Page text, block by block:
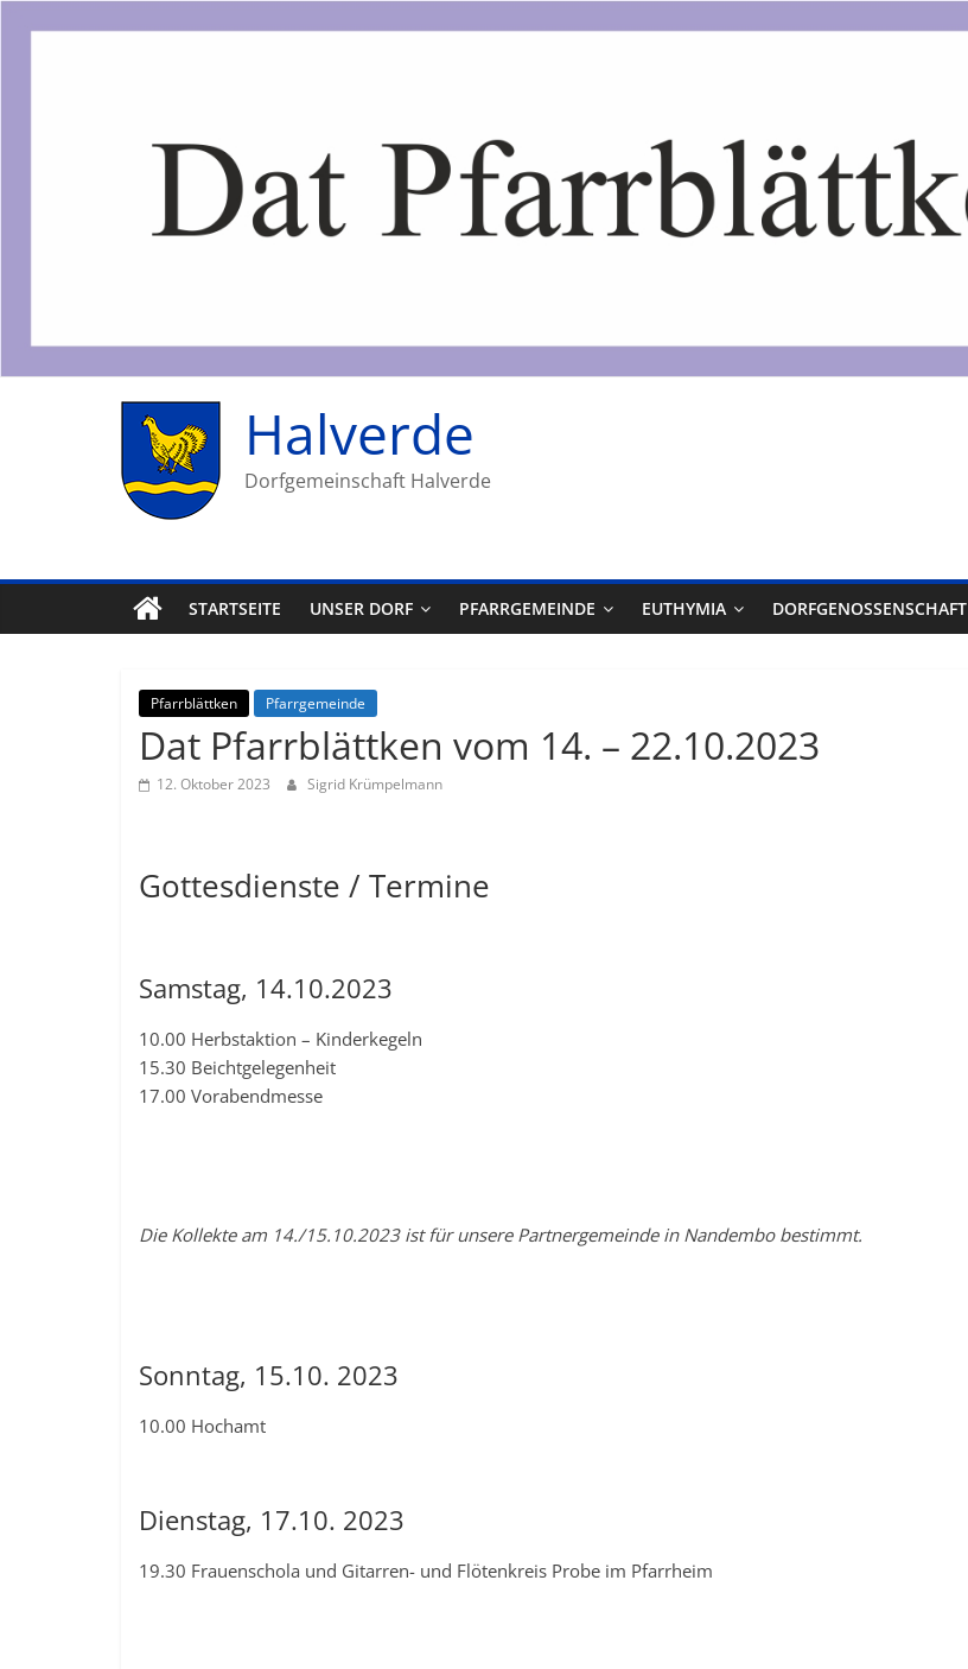
Halverde
Dorfgemeinschaft Halverde
STARTSEITE UNSER DORF PFARRGEMEINDE EUTHYMIA DORFGENOSSENSCHAFT
Pfarrblättken Pfarrgemeinde
Dat Pfarrblättken vom 14. – 22.10.2023
12. Oktober 2023 Sigrid Krümpelmann
Gottesdienste / Termine
Samstag, 14.10.2023
10.00 Herbstaktion – Kinderkegeln
15.30 Beichtgelegenheit
17.00 Vorabendmesse
Die Kollekte am 14./15.10.2023 ist für unsere Partnergemeinde in Nandembo bestimmt.
Sonntag, 15.10. 2023
10.00 Hochamt
Dienstag, 17.10. 2023
19.30 Frauenschola und Gitarren- und Flötenkreis Probe im Pfarrheim